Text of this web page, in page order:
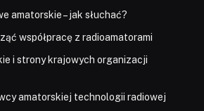
amatorskie – jak słuchać?
współpracę z radioamatorami
i strony krajowych organizacji
amatorskiej technologii radiowej